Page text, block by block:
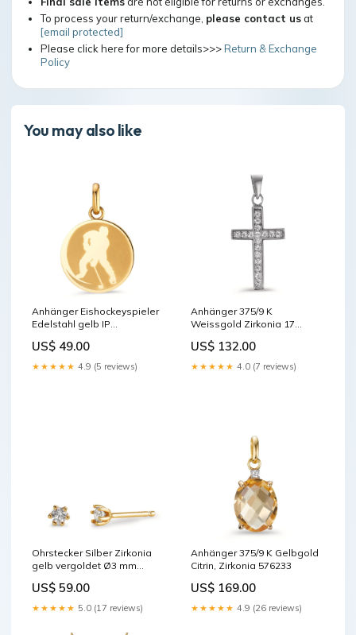
To process your return/exchange, please contact usat
[email protected]
Please click here for more details>>>Return & Exchange
Policy
You may also like
Anhänger Eishockeyspieler
Edelstahl gelb IP
US$ 49.00
★★★★★ 4.9 (5 reviews)
Anhänger 375/9 K
Weissgold Zirkonia 17
US$ 132.00
★★★★★ 4.0 (7 reviews)
Ohrstecker Silber Zirkonia
gelb vergoldet Ø3 mm
US$ 59.00
★★★★★ 5.0 (17 reviews)
Anhänger 375/9 K Gelbgold
Citrin, Zirkonia 576233
US$ 169.00
★★★★★ 4.9 (26 reviews)